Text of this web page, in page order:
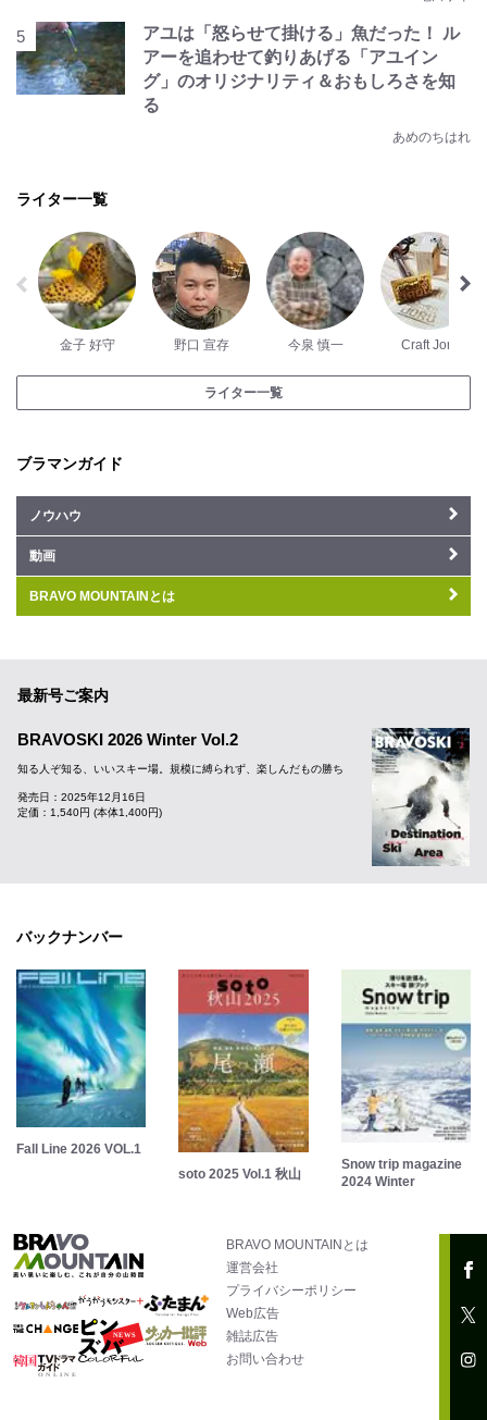
アユは「怒らせて掛ける」魚だった！ ル
アーを追わせて釣りあげる「アユイン
グ」のオリジナリティ＆おもしろさを知
る
あめのちはれ
ライター一覧
金子 好守 野口 宣存 今泉 慎一 Craft Joru
ライター一覧
ブラマンガイド
ノウハウ
動画
BRAVO MOUNTAINとは
最新号ご案内
BRAVOSKI 2026 Winter Vol.2
知る人ぞ知る、いいスキー場。規模に縛られず、楽しんだもの勝ち
発売日：2025年12月16日
定価：1,540円 (本体1,400円)
バックナンバー
Fall Line 2026 VOL.1
soto 2025 Vol.1 秋山
Snow trip magazine
2024 Winter
BRAVO MOUNTAINとは
運営会社
プライバシーポリシー
Web広告
雑誌広告
お問い合わせ